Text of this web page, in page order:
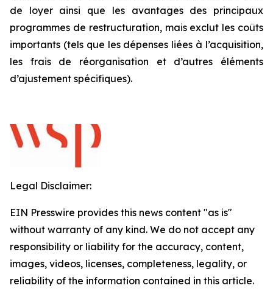
de loyer ainsi que les avantages des principaux
programmes de restructuration, mais exclut les coûts
importants (tels que les dépenses liées à l’acquisition,
les frais de réorganisation et d’autres éléments
d’ajustement spécifiques).
Legal Disclaimer:
EIN Presswire provides this news content "as is"
without warranty of any kind. We do not accept any
responsibility or liability for the accuracy, content,
images, videos, licenses, completeness, legality, or
reliability of the information contained in this article.